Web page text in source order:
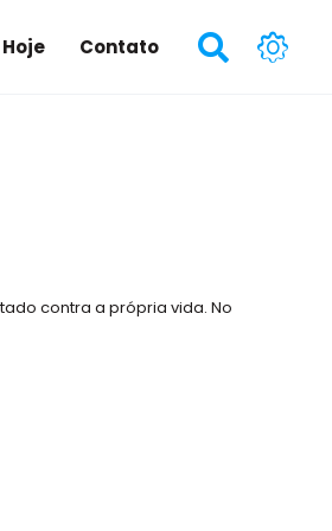
Contato
contra a própria vida. No